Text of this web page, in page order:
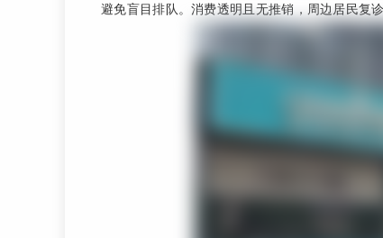
避免盲目排队。消费透明且无推销，周边居民复诊